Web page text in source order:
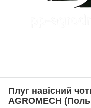
Плуг навісний
AGROMECH